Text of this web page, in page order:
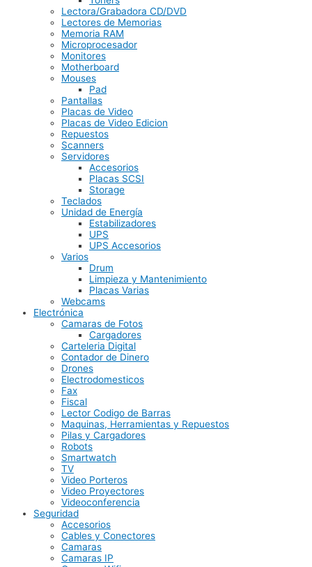
Lectora/Grabadora CD/DVD
Lectores de Memorias
Memoria RAM
Microprocesador
Monitores
Motherboard
Mouses
Pad
Pantallas
Placas de Video
Placas de Video Edicion
Repuestos
Scanners
Servidores
Accesorios
Placas SCSI
Storage
Teclados
Unidad de Energía
Estabilizadores
UPS
UPS Accesorios
Varios
Drum
Limpieza y Mantenimiento
Placas Varias
Webcams
Electrónica
Camaras de Fotos
Cargadores
Carteleria Digital
Contador de Dinero
Drones
Electrodomesticos
Fax
Fiscal
Lector Codigo de Barras
Maquinas, Herramientas y Repuestos
Pilas y Cargadores
Robots
Smartwatch
TV
Video Porteros
Video Proyectores
Videoconferencia
Seguridad
Accesorios
Cables y Conectores
Camaras
Camaras IP